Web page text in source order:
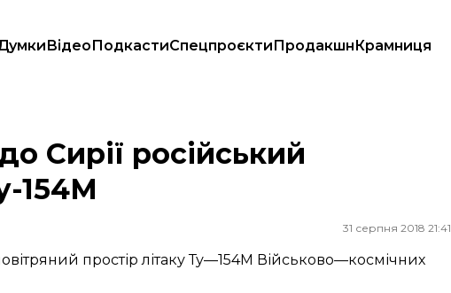
ВідеоПодкастиСпецпроєктиПродакшнКрамниця
154М
Сирії російський
154М
31 серпня 2018 21:41
простір літаку Ту—154М Військово—космічних